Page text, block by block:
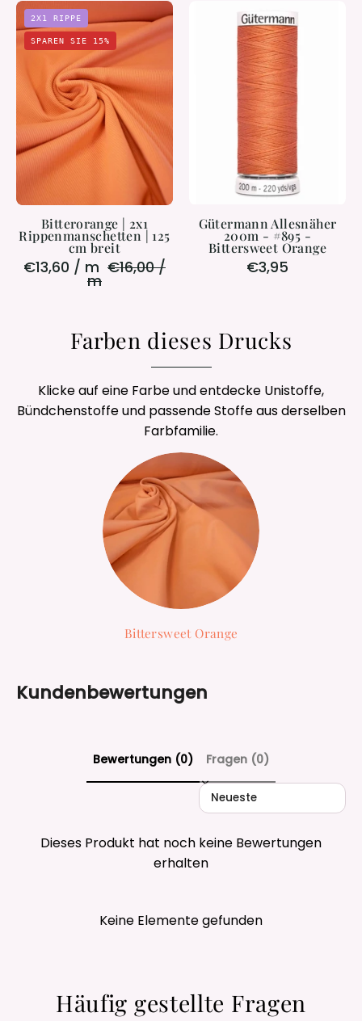
Bitterorange
|
2x1
Rippenmanschetten
|
125
cm
breit
2X1 RIPPE
SPAREN SIE 15%
Bitterorange | 2x1
Rippenmanschetten | 125
cm breit
€13,60 / m €16,00 /
m
Allesnäher
200m
-
#895
-
Bittersweet
Orange
Gütermann Allesnäher
200m - #895 -
Bittersweet Orange
€3,95
Farben dieses Drucks
Klicke auf eine Farbe und entdecke Unistoffe,
Bündchenstoffe und passende Stoffe aus derselben
Farbfamilie.
Bittersweet Orange
Kundenbewertungen
Bewertungen (0) Fragen (0)
Sort reviews by
Dieses Produkt hat noch keine Bewertungen
erhalten
Keine Elemente gefunden
Häufig gestellte Fragen